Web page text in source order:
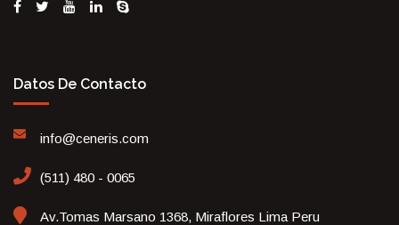
Datos De Contacto
info@ceneris.com
(511) 480 - 0065
Av.Tomas Marsano 1368, Miraflores Lima Peru